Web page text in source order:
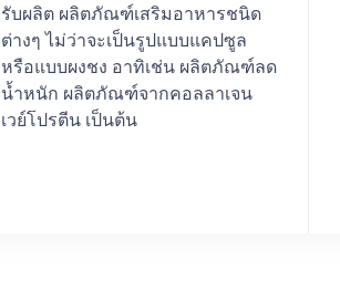
รับผลิต ผลิตภัณฑ์เสริมอาหารชนิด
ต่างๆ ไม่ว่าจะเป็นรูปแบบแคปซูล
หรือแบบผงชง อาทิเช่น ผลิตภัณฑ์ลด
น้ำหนัก ผลิตภัณฑ์จากคอลลาเจน
เวย์โปรตีน เป็นต้น